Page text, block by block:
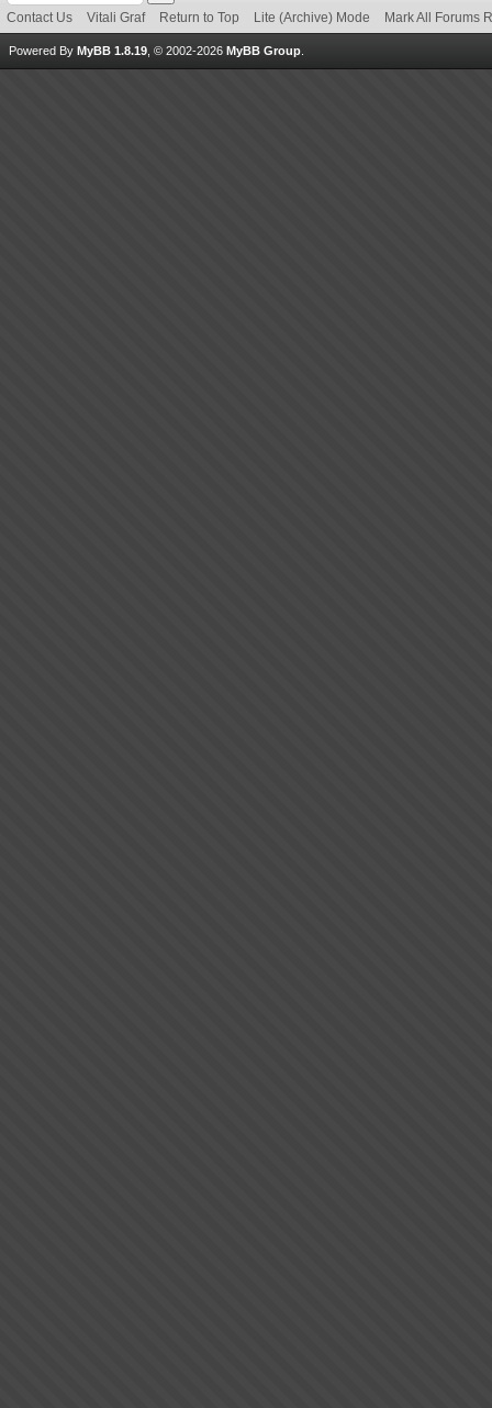
Contact Us Vitali Graf Return to Top Lite (Archive) Mode Mark All Forums
Powered By MyBB 1.8.19 , © 2002-2026 MyBB Group